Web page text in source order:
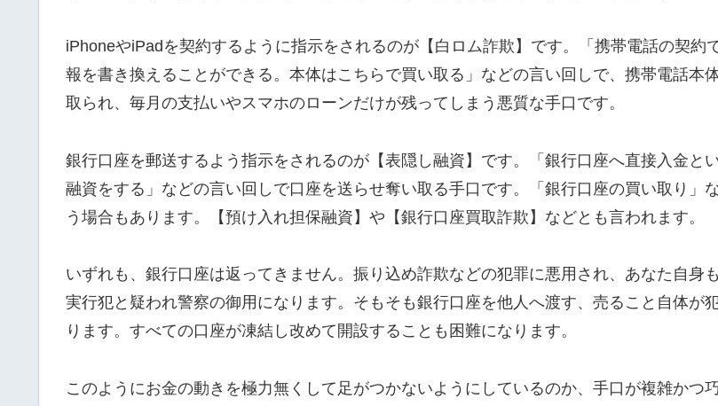
iPhoneやiPadを契約するように指示をされるのが【白ロム詐欺】です。「携帯電話の契約
報を書き換えることができる。本体はこちらで買い取る」などの言い回しで、携帯電話本
取られ、毎月の支払いやスマホのローンだけが残ってしまう悪質な手口です。
銀行口座を郵送するよう指示をされるのが【表隠し融資】です。「銀行口座へ直接入金と
融資をする」などの言い回しで口座を送らせ奪い取る手口です。「銀行口座の買い取り」
う場合もあります。【預け入れ担保融資】や【銀行口座買取詐欺】などとも言われます。
いずれも、銀行口座は返ってきません。振り込め詐欺などの犯罪に悪用され、あなた自身
実行犯と疑われ警察の御用になります。そもそも銀行口座を他人へ渡す、売ること自体が
ります。すべての口座が凍結し改めて開設することも困難になります。
このようにお金の動きを極力無くして足がつかないようにしているのか、手口が複雑かつ